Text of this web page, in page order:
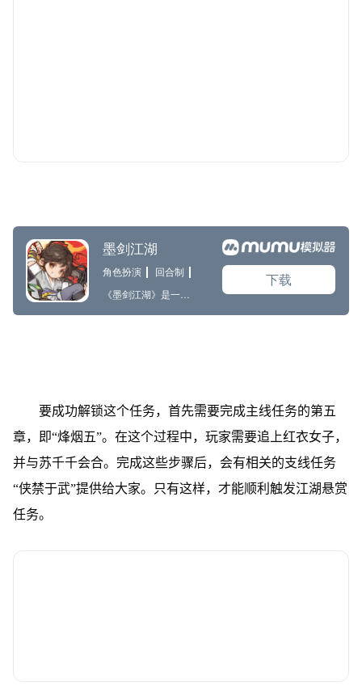
要成功解锁这个任务，首先需要完成主线任务的第五
章，即“烽烟五”。在这个过程中，玩家需要追上红衣女子，
并与苏千千会合。完成这些步骤后，会有相关的支线任务
“侠禁于武”提供给大家。只有这样，才能顺利触发江湖悬赏
任务。